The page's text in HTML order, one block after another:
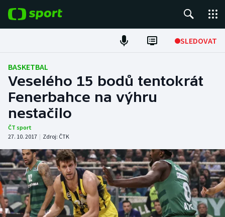
SLEDOVAT
Fotbal
Hokej
Tenis
Atletika
Cyklistika
DALŠÍ SPORTY
Americký fotbal
NEPŘEHLÉDNĚTE
BASKETBAL
Veselého 15 bodů tentokrát
Fenerbahce na výhru
nestačilo
ČT sport
27. 10. 2017 | Zdroj: ČTK